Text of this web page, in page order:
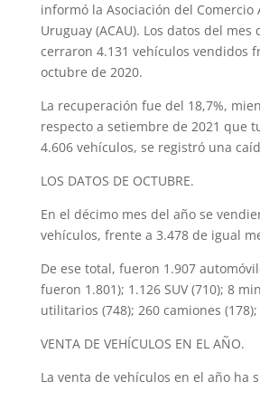
informó la Asociación del Comercio
Uruguay (ACAU). Los datos del mes
cerraron 4.131 vehículos vendidos
octubre de 2020.
La recuperación fue del 18,7%,
respecto a setiembre de 2021 que
4.606 vehículos, se registró una
LOS DATOS DE OCTUBRE.
En el décimo mes del año se
vehículos, frente a 3.478 de igual
De ese total, fueron 1.907
fueron 1.801); 1.126 SUV (710); 8
utilitarios (748); 260 camiones
VENTA DE VEHÍCULOS EN EL AÑO.
La venta de vehículos en el año ha